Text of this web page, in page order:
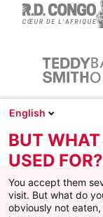
English
BUT
USED FOR?
You accept them
visit. But what do
obviously not